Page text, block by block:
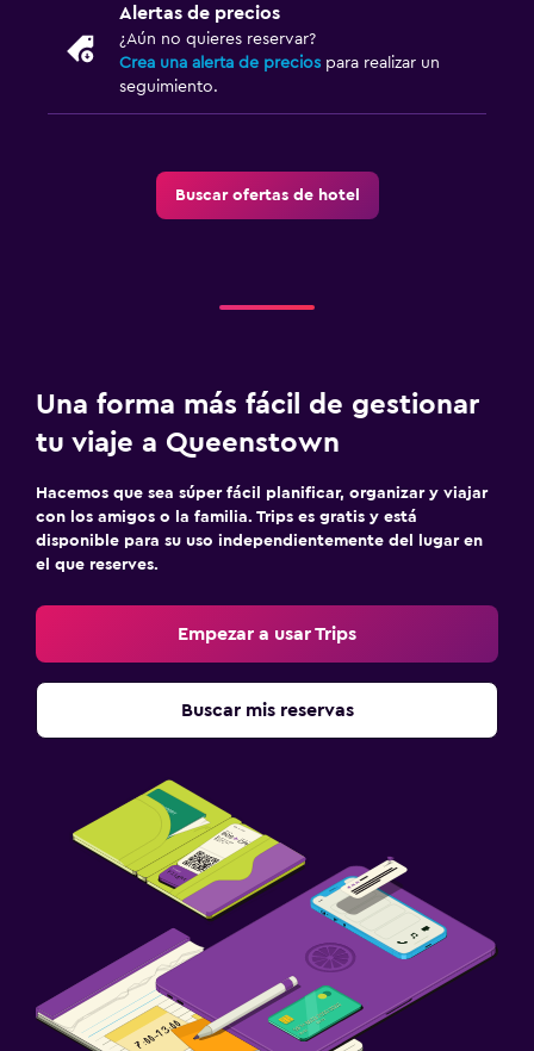
Alertas de precios
¿Aún no quieres reservar?
Crea una alerta de precios para realizar un
seguimiento.
Buscar ofertas de hotel
Una forma más fácil de gestionar
tu viaje a Queenstown
Hacemos que sea súper fácil planificar, organizar y viajar
con los amigos o la familia. Trips es gratis y está
disponible para su uso independientemente del lugar en
el que reserves.
Empezar a usar Trips
Buscar mis reservas